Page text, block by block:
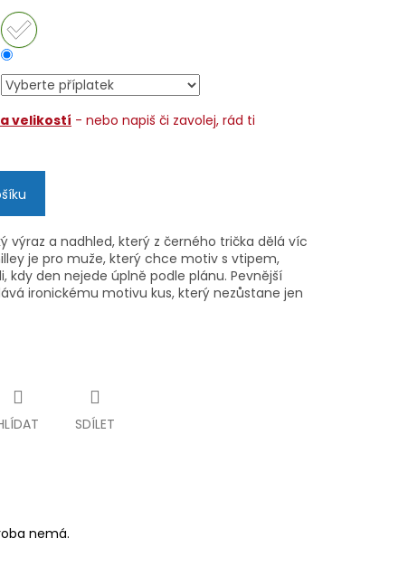
velikostí - nebo napiš či zavolej, rád ti
výraz a nadhled, který z černého trička dělá víc
je pro muže, který chce motiv s vtipem,
kdy den nejede úplně podle plánu. Pevnější
ironickému motivu kus, který nezůstane jen
SDÍLET
nemá.